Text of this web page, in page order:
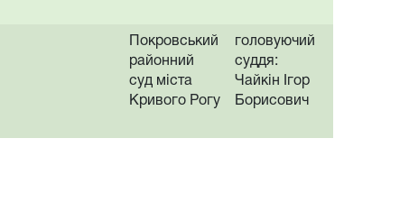
Покровський
районний
суд міста
Кривого Рогу
головуючий
суддя:
Чайкін Ігор
Борисович